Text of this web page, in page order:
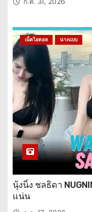
เน็ตไอดอล นางแบบ
นุ้งนิ้ง ชลธิดา
แน่น